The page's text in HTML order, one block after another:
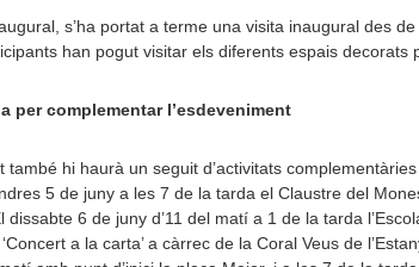
s’ha portat a terme una visita inaugural des
han pogut visitar els diferents espais decorats
per complementar l’esdeveniment
també hi haurà un seguit d’activitats
5 de juny a les 7 de la tarda el Claustre del
dissabte 6 de juny d’11 del matí a 1 de la tarda
a la carta’ a càrrec de la Coral Veus de